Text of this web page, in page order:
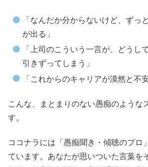
「なんだか分からないけど、ずっ
が出る」
「上司のこういう一言が、どうし
引きずってしまう」
「これからのキャリアが漠然と不安
こんな、まとまりのない愚痴のような
す。
ココナラには「愚痴聞き・傾聴のプロ
ています。あなたが思いついた言葉を